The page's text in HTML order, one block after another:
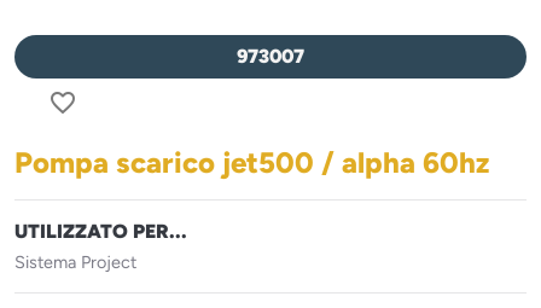
973007
favorite_border
Pompa scarico jet500 / alpha 60hz
UTILIZZATO PER...
Sistema Project